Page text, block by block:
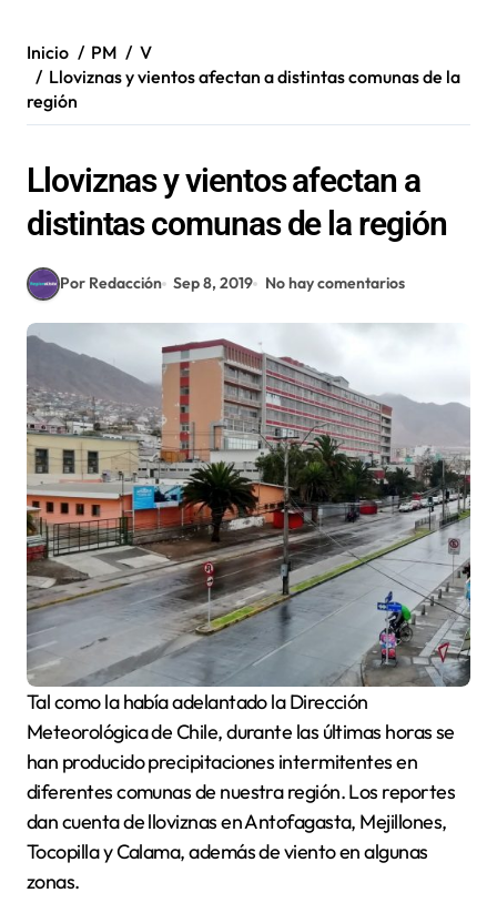
Inicio PM
V
Lloviznas y vientos afectan a distintas comunas de la
región
Lloviznas y vientos afectan a
distintas comunas de la región
Por Redacción Sep 8, 2019 No hay comentarios
Tal como la había adelantado la Dirección
Meteorológica de Chile, durante las últimas horas se
han producido precipitaciones intermitentes en
diferentes comunas de nuestra región. Los reportes
dan cuenta de lloviznas en Antofagasta, Mejillones,
Tocopilla y Calama, además de viento en algunas
zonas.